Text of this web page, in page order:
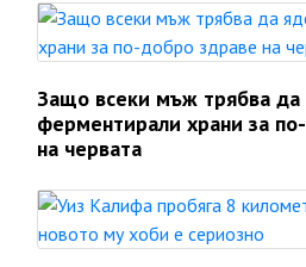
Защо всеки мъж трябва да
ферментирали храни за
на червата